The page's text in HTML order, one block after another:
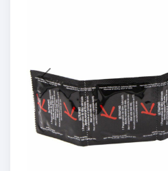
Previous